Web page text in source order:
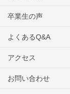
卒業生の声
よくあるQ&A
アクセス
お問い合わせ